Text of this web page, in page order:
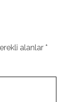
alanlar *